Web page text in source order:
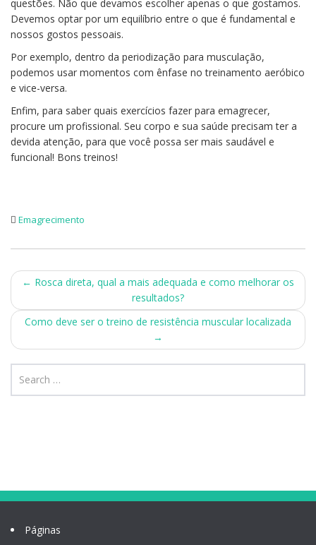
questões. Não que devamos escolher apenas o que gostamos.
Devemos optar por um equilíbrio entre o que é fundamental e
nossos gostos pessoais.
Por exemplo, dentro da periodização para musculação,
podemos usar momentos com ênfase no treinamento aeróbico
e vice-versa.
Enfim, para saber quais exercícios fazer para emagrecer,
procure um profissional. Seu corpo e sua saúde precisam ter a
devida atenção, para que você possa ser mais saudável e
funcional! Bons treinos!
Emagrecimento
Post
navigation
← Rosca direta, qual a mais adequada e como melhorar os
resultados?
Como deve ser o treino de resistência muscular localizada
→
Páginas